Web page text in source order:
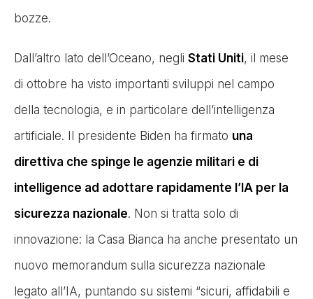
bozze.
Dall’altro lato dell’Oceano, negli Stati Uniti, il mese
di ottobre ha visto importanti sviluppi nel campo
della tecnologia, e in particolare dell’intelligenza
artificiale. Il presidente Biden ha firmato una
direttiva che spinge le agenzie militari e di
intelligence ad adottare rapidamente l’IA per la
sicurezza nazionale. Non si tratta solo di
innovazione: la Casa Bianca ha anche presentato un
nuovo memorandum sulla sicurezza nazionale
legato all’IA, puntando su sistemi “sicuri, affidabili e